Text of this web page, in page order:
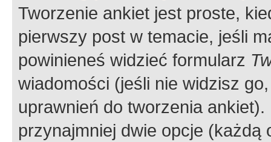
Tworzenie ankiet jest proste,
pierwszy post w temacie, jeśli
powinieneś widzieć formularz
wiadomości (jeśli nie widzisz
uprawnień do tworzenia
przynajmniej dwie opcje